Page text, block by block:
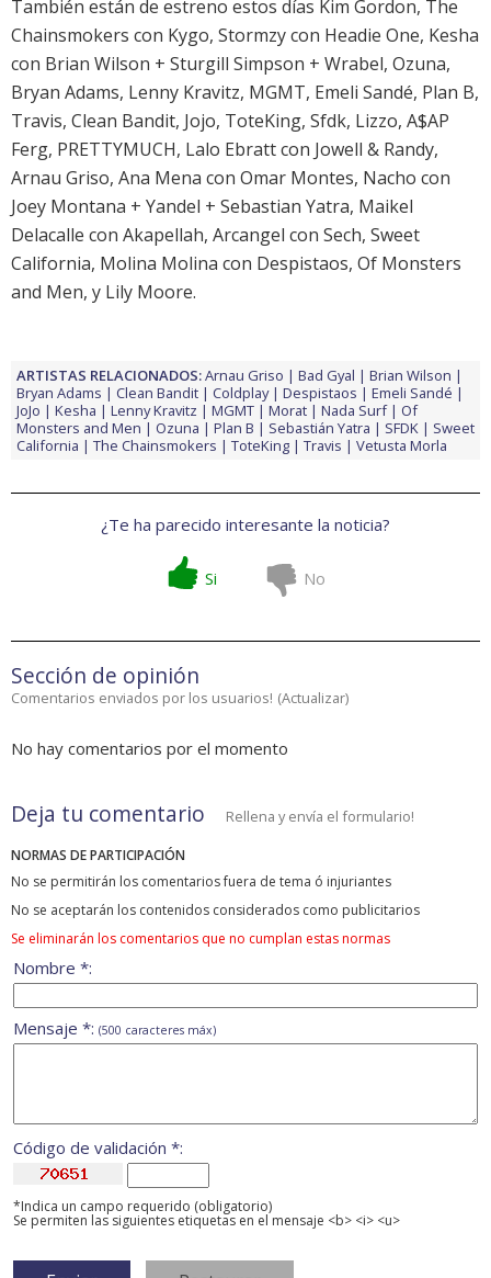
También están de estreno estos días Kim Gordon, The
Chainsmokers con Kygo, Stormzy con Headie One, Kesha
con Brian Wilson + Sturgill Simpson + Wrabel, Ozuna,
Bryan Adams, Lenny Kravitz, MGMT, Emeli Sandé, Plan B,
Travis, Clean Bandit, Jojo, ToteKing, Sfdk, Lizzo, A$AP
Ferg, PRETTYMUCH, Lalo Ebratt con Jowell & Randy,
Arnau Griso, Ana Mena con Omar Montes, Nacho con
Joey Montana + Yandel + Sebastian Yatra, Maikel
Delacalle con Akapellah, Arcangel con Sech, Sweet
California, Molina Molina con Despistaos, Of Monsters
and Men, y Lily Moore.
ARTISTAS RELACIONADOS:Arnau Griso Bad Gyal
Brian Wilson
Bryan Adams
Clean Bandit Coldplay Despistaos
Emeli Sandé
JoJo
Kesha Lenny Kravitz MGMT Morat Nada Surf
Of
Monsters and Men
Ozuna Plan B Sebastián Yatra SFDK
Sweet
California
The Chainsmokers ToteKing Travis Vetusta Morla
¿Te ha parecido interesante la noticia?
Si No
Sección de opinión
Comentarios enviados por los usuarios! (Actualizar)
No hay comentarios por el momento
Deja tu comentario Rellena y envía el formulario!
NORMAS DE PARTICIPACIÓN
No se permitirán los comentarios fuera de tema ó injuriantes
No se aceptarán los contenidos considerados como publicitarios
Se eliminarán los comentarios que no cumplan estas normas
Nombre *:
Mensaje *: (500 caracteres máx)
Código de validación *:
*Indica un campo requerido (obligatorio)
Se permiten las siguientes etiquetas en el mensaje <b> <i> <u>